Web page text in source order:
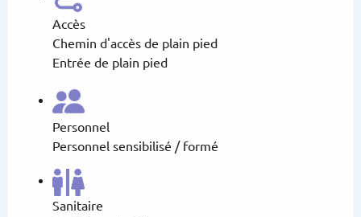
Accès
Chemin d'accès de plain pied
Entrée de plain pied
Personnel
Personnel sensibilisé / formé
Sanitaire